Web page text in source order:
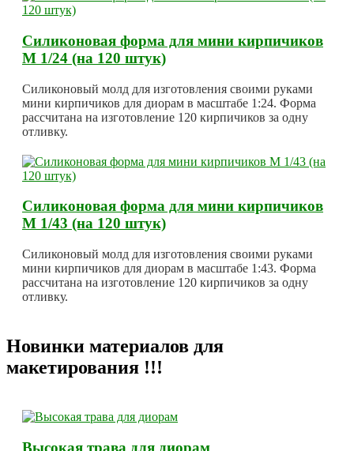
Силиконовая форма для мини кирпичиков
М 1/24 (на 120 штук)
Силиконовый молд для изготовления своими руками
мини кирпичиков для диорам в масштабе 1:24. Форма
рассчитана на изготовление 120 кирпичиков за одну
отливку.
Силиконовая форма для мини кирпичиков
М 1/43 (на 120 штук)
Силиконовый молд для изготовления своими руками
мини кирпичиков для диорам в масштабе 1:43. Форма
рассчитана на изготовление 120 кирпичиков за одну
отливку.
Новинки материалов для
макетирования !!!
Высокая трава для диорам